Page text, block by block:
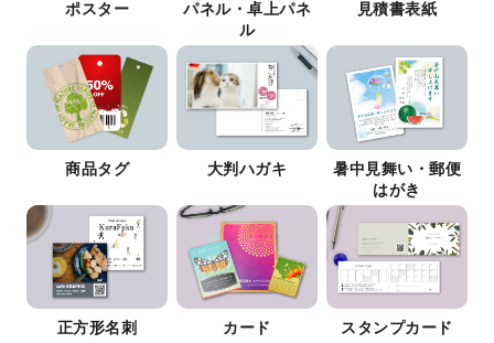
ポスター
パネル・卓上パネ
ル
見積書表紙
商品タグ 大判ハガキ
暑中見舞い・郵便
はがき
正方形名刺 カード スタンプカード